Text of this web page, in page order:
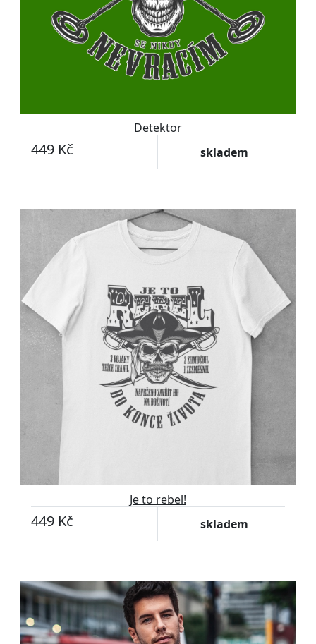
Detektor
449 Kč skladem
Je to rebel!
449 Kč skladem